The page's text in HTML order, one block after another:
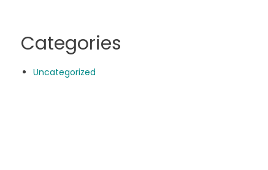
Categories
Uncategorized